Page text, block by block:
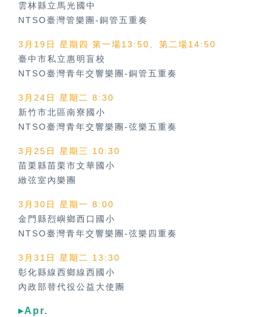
雲林縣立馬光國中
NTSO臺灣管樂團-銅管五重奏
3月19日 星期四 第一場13:50、第二場14:50
臺中市私立惠明盲校
NTSO臺灣青年交響樂團-銅管五重奏
3月24日 星期二 8:30
新竹市北區南寮國小
NTSO臺灣青年交響樂團-弦樂五重奏
3月25日 星期三 10:30
苗栗縣苗栗市文華國小
緻弦室內樂團
3月30日 星期一 8:00
金門縣烈嶼鄉西口國小
NTSO臺灣青年交響樂團-弦樂四重奏
3月31日 星期二 13:30
彰化縣線西鄉線西國小
內政部替代役公益大使團
▸Apr.